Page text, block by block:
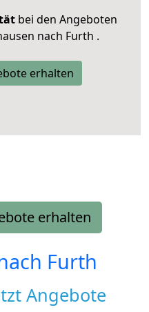
bei den Angeboten
nach Furth .
erhalten
erhalten
Furth
Angebote